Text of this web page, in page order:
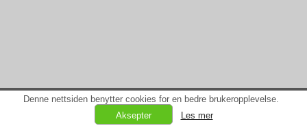
Denne nettsiden benytter cookies for en bedre brukeropplevelse.
Les mer